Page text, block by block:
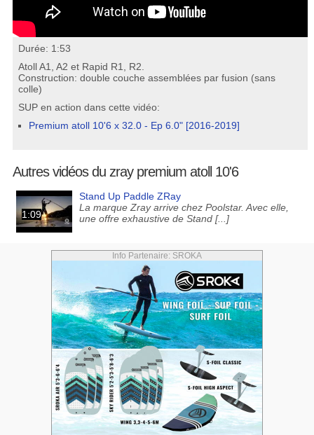
Durée: 1:53
Atoll A1, A2 et Rapid R1, R2.
Construction: double couche assemblées par fusion (sans
colle)
SUP en action dans cette vidéo:
Premium atoll 10'6 x 32.0 - Ep 6.0" [2016-2019]
Autres vidéos du zray premium atoll 10'6
1:09
Stand Up Paddle ZRay
La marque Zray arrive chez Poolstar. Avec elle,
une offre exhaustive de Stand [...]
Info Partenaire: SROKA